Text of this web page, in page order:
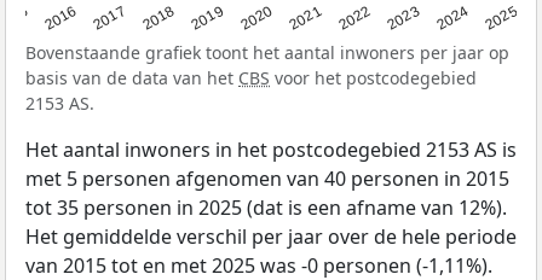
2016 2017 2018 2019 2020 2021 2022 2023 2024 2025
Bovenstaande grafiek toont het aantal inwoners per jaar op
basis van de data van het CBS voor het postcodegebied
2153 AS.
Het aantal inwoners in het postcodegebied 2153 AS is
met 5 personen afgenomen van 40 personen in 2015
tot 35 personen in 2025 (dat is een afname van 12%).
Het gemiddelde verschil per jaar over de hele periode
van 2015 tot en met 2025 was -0 personen (-1,11%).